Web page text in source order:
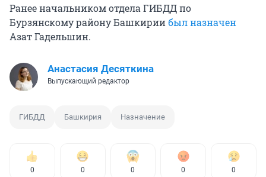
Ранее начальником отдела ГИБДД по
Бурзянскому району Башкириибыл назначен
Азат Гадельшин.
Анастасия Десяткина
Выпускающий редактор
ГИБДД Башкирия Назначение
0 0 0 0 0